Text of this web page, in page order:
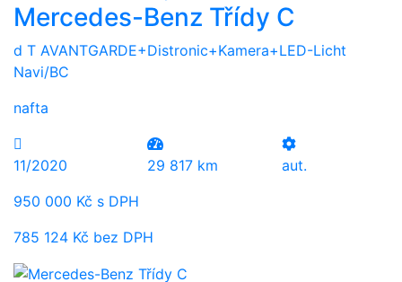
Mercedes-Benz Třídy C
d T AVANTGARDE+Distronic+Kamera+LED-Licht
Navi/BC
nafta
11/2020 29 817 km
aut.
950 000 Kč s DPH
785 124 Kč bez DPH